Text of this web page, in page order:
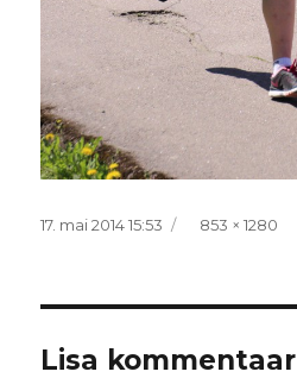
Postitatud
17. mai 2014 15:53 Täissuurus
853 × 1280
Lisa kommentaar